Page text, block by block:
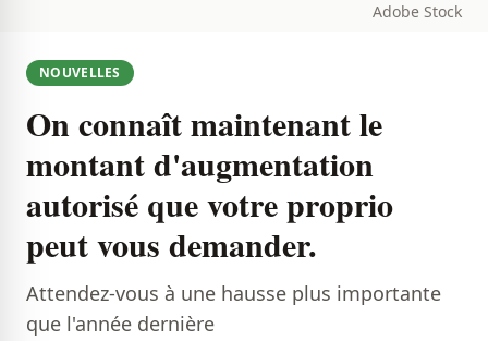
Adobe Stock
NOUVELLES
On connaît maintenant le
montant d'augmentation
autorisé que votre proprio
peut vous demander.
Attendez-vous à une hausse plus importante
que l'année dernière